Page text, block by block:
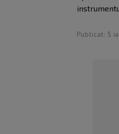
Publicat: 5